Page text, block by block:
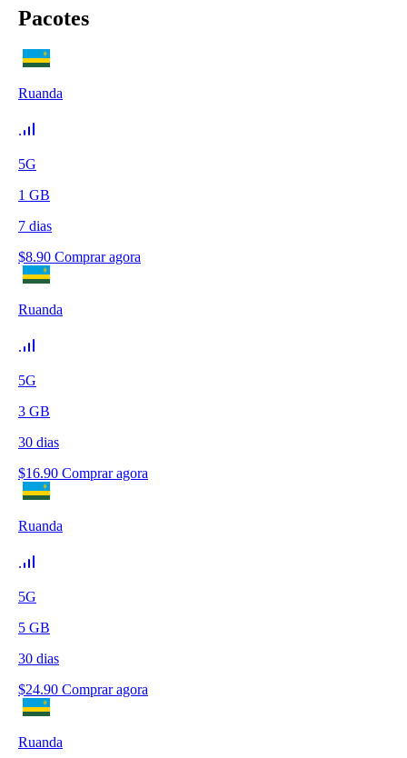
Pacotes
Ruanda
5G
1 GB
7 dias
$8.90 Comprar agora
Ruanda
5G
3 GB
30 dias
$16.90 Comprar agora
Ruanda
5G
5 GB
30 dias
$24.90 Comprar agora
Ruanda